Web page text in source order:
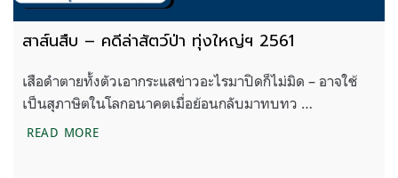
สาส์นสืบ – คดีล่าสัตว์ป่า ทุ่งใหญ่ฯ 2561
เสือดำตายทั้งตัวเอากระแสข่าวอะไรมาปิดก็ไม่มิด – อาจใช้
เป็นสุภาษิตในโลกอนาคตเมื่อย้อนกลับมาทบทว …
READ MOREสาส์นสืบ – คดีล่าสัตว์ป่า ทุ่งใหญ่ฯ 2561